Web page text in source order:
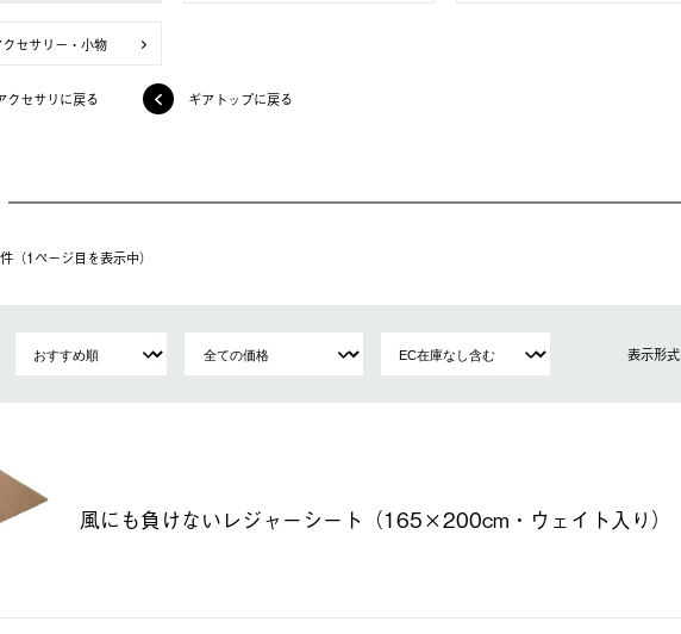
セサリー・小物
クセサリに戻る ギアトップに戻る
（1ページ⽬を表⽰中）
表示形式
風にも負けないレジャーシート（165×200cm・ウェイト入り）